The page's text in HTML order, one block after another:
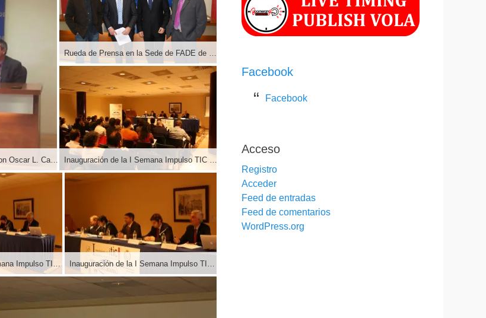
Rueda de Prensa en la Sede de FADE de la I Semana Impulso TIC con Oscar L. Castro, Angel Retamar, Hilario y Labra
Rueda de Prensa en la Sede de FADE de la I Semana Impulso TIC con Oscar L. Castro, Angel Retamar, Hilario y Labra
Inauguración de la I Semana Impulso TIC 2011 en el Auditorio Príncipe Felipe de Oviedo
Inauguración de la I Semana Impulso TIC 2011 en el Auditorio Príncipe Felipe de Oviedo Inauguración de la I Semana Impulso TIC 2011 en el Auditorio Príncipe Felipe de Oviedo
Facebook
Facebook
Acceso
Registro
Acceder
Feed de entradas
Feed de comentarios
WordPress.org